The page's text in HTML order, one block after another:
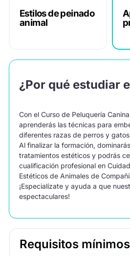
Estilos de peinado
animal
¿Por qué estudiar
Con el Curso de Peluquería
aprenderás las técnicas para
diferentes razas de perros y
Al finalizar la formación,
tratamientos estéticos y podrás
cualificación profesional en
Estéticos de Animales de
¡Especialízate y ayuda a que
espectaculares!
Requisitos mínimos